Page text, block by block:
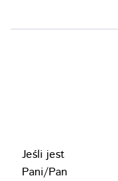
Jeśli jest
Pani/Pan